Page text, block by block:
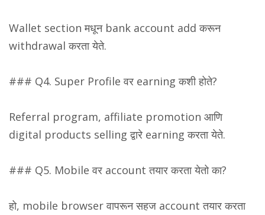
Wallet section मधून bank account add करून
withdrawal करता येते.
### Q4. Super Profile वर earning कशी होते?
Referral program, affiliate promotion आणि
digital products selling द्वारे earning करता येते.
### Q5. Mobile वर account तयार करता येतो का?
हो, mobile browser वापरून सहज account तयार करता